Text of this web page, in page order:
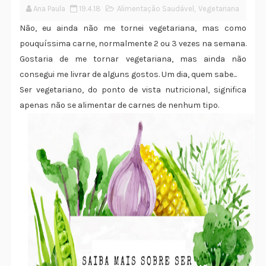
Ana Paula 19.4.18 Alimentação Saudável , Vegetariana
Não, eu ainda não me tornei vegetariana, mas como
pouquíssima carne, normalmente 2 ou 3 vezes na semana.
Gostaria de me tornar vegetariana, mas ainda não
consegui me livrar de alguns gostos. Um dia, quem sabe...
Ser vegetariano, do ponto de vista nutricional, significa
apenas não se alimentar de carnes de nenhum tipo.